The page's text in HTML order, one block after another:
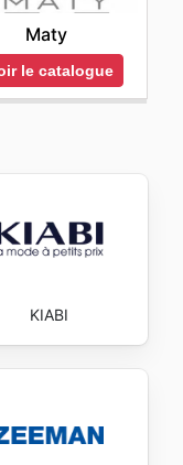
Maty
le catalogue
KIABI